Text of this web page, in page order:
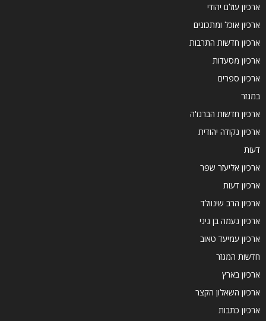
ארכיון עולם יהודי
ארכיון אוכל ומתכונים
ארכיון חדשות התרבות
ארכיון מסעדות
ארכיון ספרים
במגזר
ארכיון חדשות הברנז'ה
ארכיון נקודה יהודית
דעות
ארכיון אליעזר שפר
ארכיון דעות
ארכיון הרב שינוולד
ארכיון נעמה בן גיגי
ארכיון עמיעד טאוב
חדשות המגזר
ארכיון בארץ
ארכיון השאלון הקצר
ארכיון כתבות